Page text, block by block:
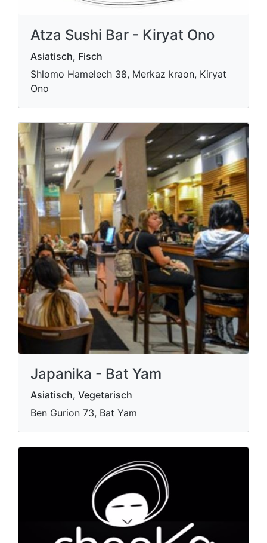
Atza Sushi Bar - Kiryat Ono
Asiatisch, Fisch
Shlomo Hamelech 38, Merkaz kraon, Kiryat
Ono
Japanika - Bat Yam
Asiatisch, Vegetarisch
Ben Gurion 73, Bat Yam